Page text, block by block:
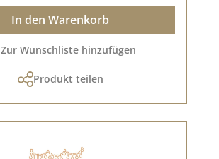
In den Warenkorb
Zur Wunschliste hinzufügen
Produkt teilen